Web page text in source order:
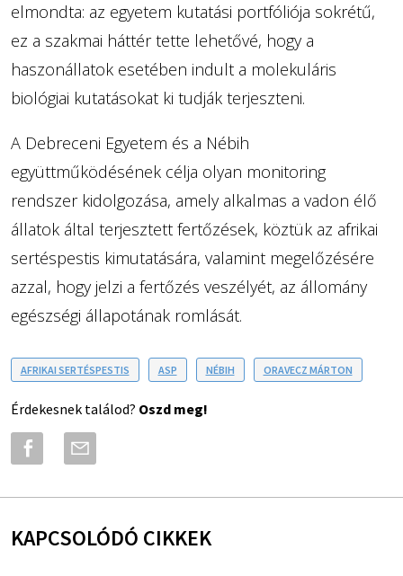
elmondta: az egyetem kutatási portfóliója sokrétű,
ez a szakmai háttér tette lehetővé, hogy a
haszonállatok esetében indult a molekuláris
biológiai kutatásokat ki tudják terjeszteni.
A Debreceni Egyetem és a Nébih
együttműködésének célja olyan monitoring
rendszer kidolgozása, amely alkalmas a vadon élő
állatok által terjesztett fertőzések, köztük az afrikai
sertéspestis kimutatására, valamint megelőzésére
azzal, hogy jelzi a fertőzés veszélyét, az állomány
egészségi állapotának romlását.
AFRIKAI SERTÉSPESTIS ASP NÉBIH ORAVECZ MÁRTON
Érdekesnek találod? Oszd meg!
KAPCSOLÓDÓ CIKKEK